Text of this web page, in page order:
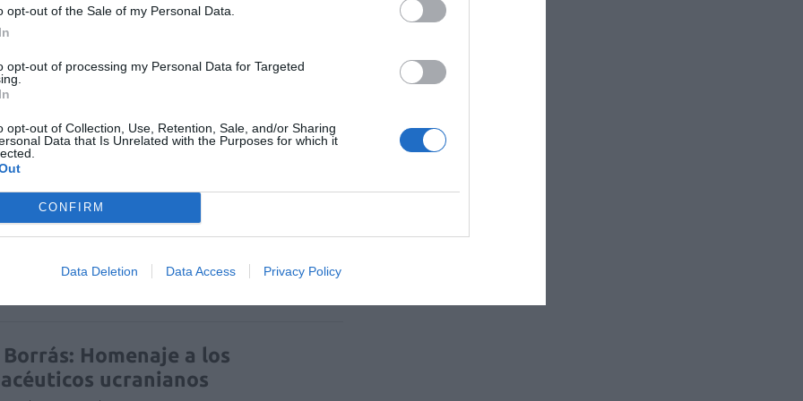
opt-out of the Sale of my Personal Data.
opt-out of processing my Personal Data for Targeted
opt-out of Collection, Use, Retention, Sale, and/or Sharing
Data that Is Unrelated with the Purposes for which it
CONFIRM
Data Deletion Data Access Privacy Policy
Borrás: Recuperemos el valor del
Borrás: Servicios profesionales
Rafa Borrás 01/06/2022
Borrás: Homenaje a los
ucranianos